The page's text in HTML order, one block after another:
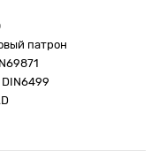
патрон
DIN6499